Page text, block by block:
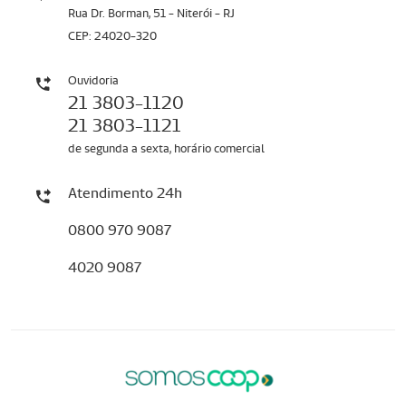
Rua Dr. Borman, 51 - Niterói - RJ
CEP: 24020-320
Ouvidoria
21 3803-1120
21 3803-1121
de segunda a sexta, horário comercial
Atendimento 24h
0800 970 9087
4020 9087